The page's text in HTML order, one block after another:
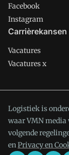
Facebook
Instagram
Carrièrekansen
Vacatures
Vacatures x
Logistiek is
waar VMN media
volgende
en Privacy en